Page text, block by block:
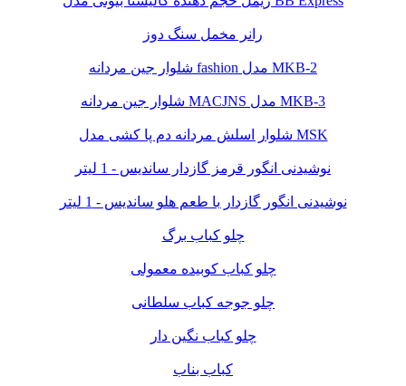
رانر مخمل سنگ دوز
شلوار جین مردانه fashion مدل MKB-2
شلوار جین مردانه MACJNS مدل MKB-3
شلوار اسلش مردانه دم پا کشی مدل MSK
نوشیدنی انگور قرمز گازدار ساندیس - 1 لیتر
نوشیدنی انگور گازدار با طعم هلو ساندیس - 1 لیتر
چلو کباب برگ
چلو کباب کوبیده معمولی
چلو جوجه کباب سلطانی
چلو کباب نگین دار
کباب بناب